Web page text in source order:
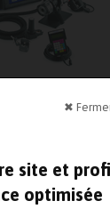
✖
site et
optimisée
leader en
des
pour
à la soudure